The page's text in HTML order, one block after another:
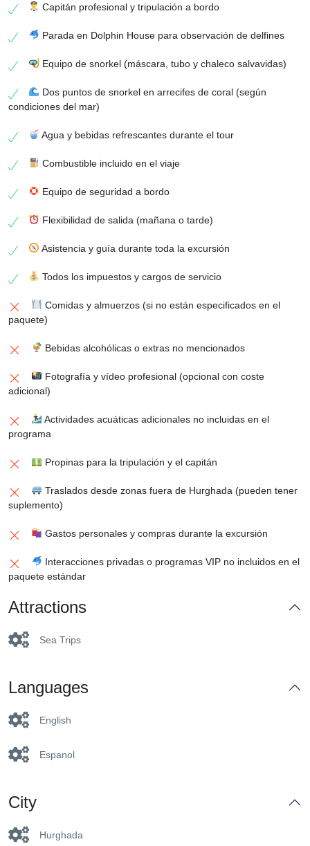
Capitán profesional y tripulación a bordo
Parada en Dolphin House para observación de delfines
Equipo de snorkel (máscara, tubo y chaleco salvavidas)
Dos puntos de snorkel en arrecifes de coral (según
condiciones del mar)
Agua y bebidas refrescantes durante el tour
Combustible incluido en el viaje
Equipo de seguridad a bordo
Flexibilidad de salida (mañana o tarde)
Asistencia y guía durante toda la excursión
Todos los impuestos y cargos de servicio
Comidas y almuerzos (si no están especificados en el
paquete)
Bebidas alcohólicas o extras no mencionados
Fotografía y vídeo profesional (opcional con coste
adicional)
Actividades acuáticas adicionales no incluidas en el
programa
Propinas para la tripulación y el capitán
Traslados desde zonas fuera de Hurghada (pueden tener
suplemento)
Gastos personales y compras durante la excursión
Interacciones privadas o programas VIP no incluidos en el
paquete estándar
Attractions
Sea Trips
Languages
English
Espanol
City
Hurghada